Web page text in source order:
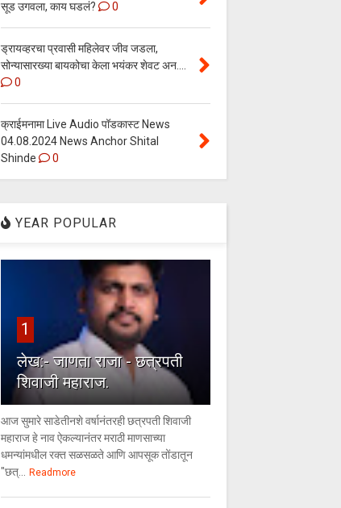
सूड उगवला, काय घडलं?
0
ड्रायव्हरचा प्रवासी महिलेवर जीव जडला,
सोन्यासारख्या बायकोचा केला भयंकर शेवट अन....
0
क्राईमनामा Live Audio पॉडकास्ट News
04.08.2024 News Anchor Shital
Shinde
0
YEAR POPULAR
1
लेख:- जाणता राजा - छत्रपती
शिवाजी महाराज.
आज सुमारे साडेतीनशे वर्षानंतरही छत्रपती शिवाजी
महाराज हे नाव ऐकल्यानंतर मराठी माणसाच्या
धमन्यांमधील रक्त सळसळते आणि आपसूक तोंडातून
"छत्... Readmore